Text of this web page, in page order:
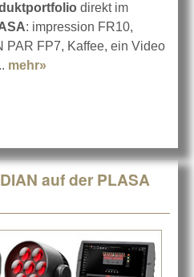
direkt im
: impression FR10,
PAR FP7, Kaffee, ein Video
mehr»
auf der PLASA